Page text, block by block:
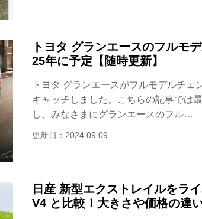
トヨタ グランエースのフルモ
25年に予定【随時更新】
トヨタ グランエースがフルモデルチェ
キャッチしました。こちらの記事では
し、みなさまにグランエースのフル…
更新日：2024.09.09
日産 新型エクストレイルをラ
V4 と比較！大きさや価格の違